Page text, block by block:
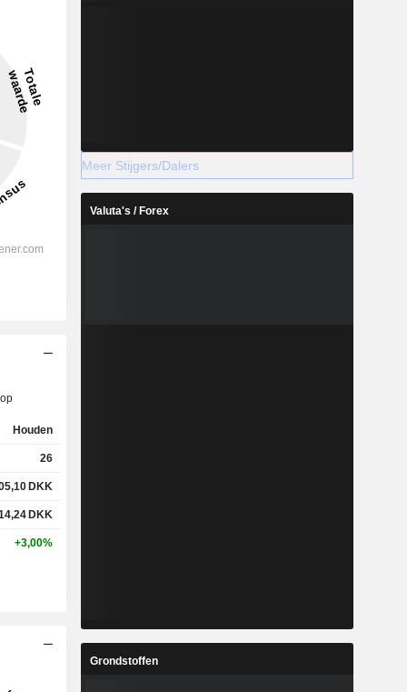
17,18%
36,78%
Houden
26
DKK
DKK
+3,00%
Meer Stijgers/Dalers
Valuta's / Forex
Grondstoffen